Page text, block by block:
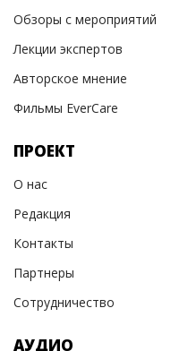
Обзоры с мероприятий
Лекции экспертов
Авторское мнение
Фильмы EverCare
ПРОЕКТ
О нас
Редакция
Контакты
Партнеры
Сотрудничество
АУДИО